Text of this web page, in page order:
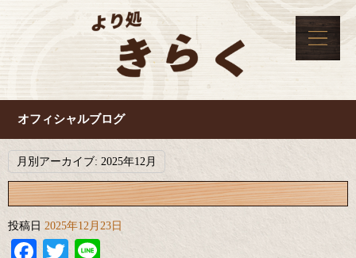
オフィシャルブログ
月別アーカイブ: 2025年12月
投稿日 2025年12月23日
Facebook
Twitter
Line